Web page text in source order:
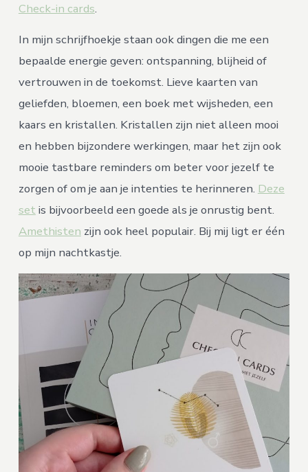
Check-in cards.
In mijn schrijfhoekje staan ook dingen die me een
bepaalde energie geven: ontspanning, blijheid of
vertrouwen in de toekomst. Lieve kaarten van
geliefden, bloemen, een boek met wijsheden, een
kaars en kristallen. Kristallen zijn niet alleen mooi
en hebben bijzondere werkingen, maar het zijn ook
mooie tastbare reminders om beter voor jezelf te
zorgen of om je aan je intenties te herinneren. Deze
set is bijvoorbeeld een goede als je onrustig bent.
Amethisten zijn ook heel populair. Bij mij ligt er één
op mijn nachtkastje.